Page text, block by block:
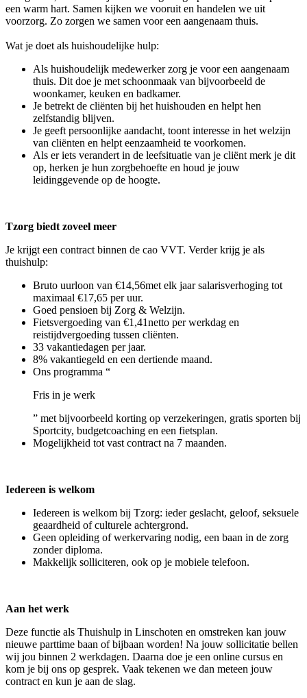
een warm hart. Samen kijken we vooruit en handelen we uit
voorzorg. Zo zorgen we samen voor een aangenaam thuis.
Wat je doet als huishoudelijke hulp:
Als huishoudelijk medewerker zorg je voor een aangenaam
thuis. Dit doe je met schoonmaak van bijvoorbeeld de
woonkamer, keuken en badkamer.
Je betrekt de cliënten bij het huishouden en helpt hen
zelfstandig blijven.
Je geeft persoonlijke aandacht, toont interesse in het welzijn
van cliënten en helpt eenzaamheid te voorkomen.
Als er iets verandert in de leefsituatie van je cliënt merk je dit
op, herken je hun zorgbehoefte en houd je jouw
leidinggevende op de hoogte.
Tzorg biedt zoveel meer
Je krijgt een contract binnen de cao VVT. Verder krijg je als
thuishulp:
Bruto uurloon van €14,56met elk jaar salarisverhoging tot
maximaal €17,65 per uur.
Goed pensioen bij Zorg & Welzijn.
Fietsvergoeding van €1,41netto per werkdag en
reistijdvergoeding tussen cliënten.
33 vakantiedagen per jaar.
8% vakantiegeld en een dertiende maand.
Ons programma “
Fris in je werk
” met bijvoorbeeld korting op verzekeringen, gratis sporten bij
Sportcity, budgetcoaching en een fietsplan.
Mogelijkheid tot vast contract na 7 maanden.
Iedereen is welkom
Iedereen is welkom bij Tzorg: ieder geslacht, geloof, seksuele
geaardheid of culturele achtergrond.
Geen opleiding of werkervaring nodig, een baan in de zorg
zonder diploma.
Makkelijk solliciteren, ook op je mobiele telefoon.
Aan het werk
Deze functie als Thuishulp in Linschoten en omstreken kan jouw
nieuwe parttime baan of bijbaan worden! Na jouw sollicitatie bellen
wij jou binnen 2 werkdagen. Daarna doe je een online cursus en
kom je bij ons op gesprek. Vaak tekenen we dan meteen jouw
contract en kun je aan de slag.